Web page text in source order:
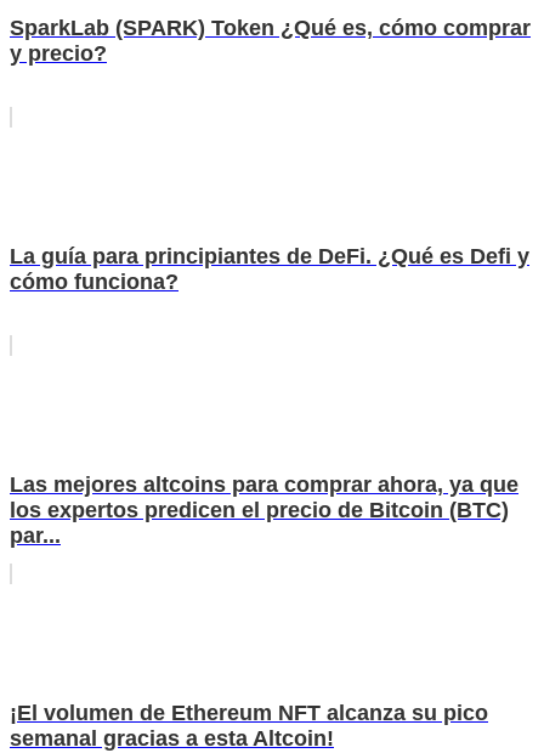
SparkLab (SPARK) Token ¿Qué es, cómo comprar
y precio?
La guía para principiantes de DeFi. ¿Qué es Defi y
cómo funciona?
Las mejores altcoins para comprar ahora, ya que
los expertos predicen el precio de Bitcoin (BTC)
par...
¡El volumen de Ethereum NFT alcanza su pico
semanal gracias a esta Altcoin!